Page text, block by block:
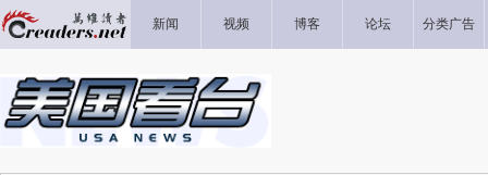
新闻 视频 博客 论坛 分类广告